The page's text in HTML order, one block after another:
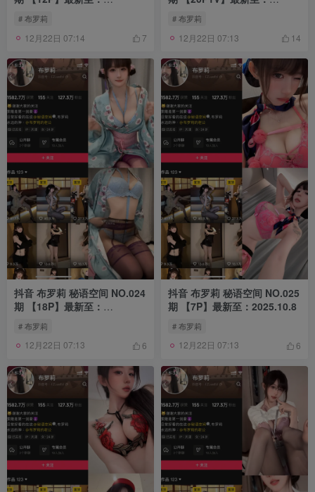
# 布罗莉
12月22日 07:14 7
# 布罗莉
12月22日 07:13 14
抖音 布罗莉 秘语空间 NO.024
期 【18P】最新至：
# 布罗莉
12月22日 07:13 6
抖音 布罗莉 秘语空间 NO.025
期 【7P】最新至：2025.10.8
# 布罗莉
12月22日 07:13 6